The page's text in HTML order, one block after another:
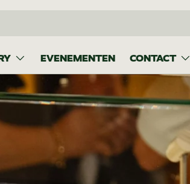
EVENEMENTEN CONTACT